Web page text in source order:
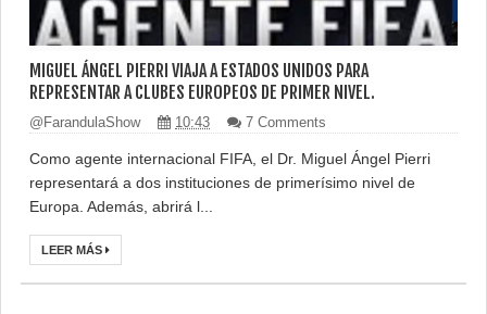
MIGUEL ÁNGEL PIERRI VIAJA A ESTADOS UNIDOS PARA
REPRESENTAR A CLUBES EUROPEOS DE PRIMER NIVEL.
@FarandulaShow 10:43 7 Comments
Como agente internacional FIFA, el Dr. Miguel Ángel Pierri
representará a dos instituciones de primerísimo nivel de
Europa. Además, abrirá l...
LEER MÁS